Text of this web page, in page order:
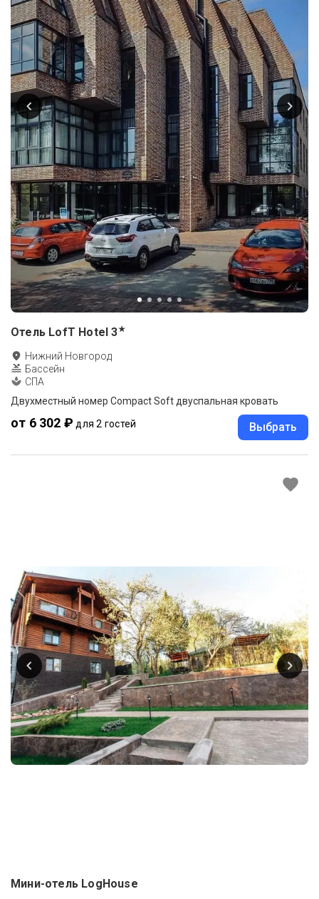
Отель LofT Hotel 3★
Нижний Новгород
Бассейн
СПА
Двухместный номер Compact Soft двуспальная кровать
от 6 302 ₽ для 2 гостей Выбрать
Мини-отель LogHouse